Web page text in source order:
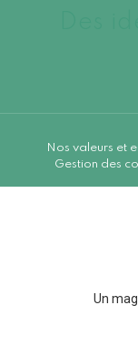
Nos valeurs et
Gestion des
Un